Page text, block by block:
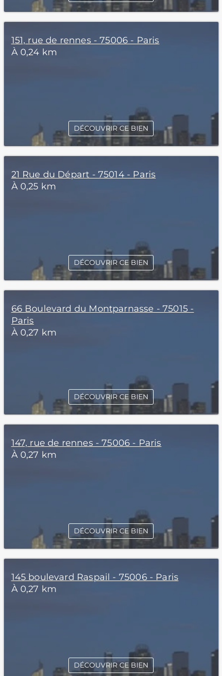
151, rue de rennes - 75006 - Paris
À 0,24 km
DÉCOUVRIR CE BIEN
21 Rue du Départ - 75014 - Paris
À 0,25 km
DÉCOUVRIR CE BIEN
66 Boulevard du Montparnasse - 75015 -
Paris
À 0,27 km
DÉCOUVRIR CE BIEN
147, rue de rennes - 75006 - Paris
À 0,27 km
DÉCOUVRIR CE BIEN
145 boulevard Raspail - 75006 - Paris
À 0,27 km
DÉCOUVRIR CE BIEN